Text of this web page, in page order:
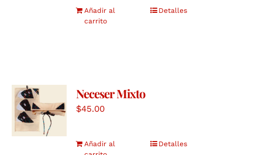
Añadir al
carrito
Detalles
Neceser Mixto
$45.00
Añadir al
Detalles